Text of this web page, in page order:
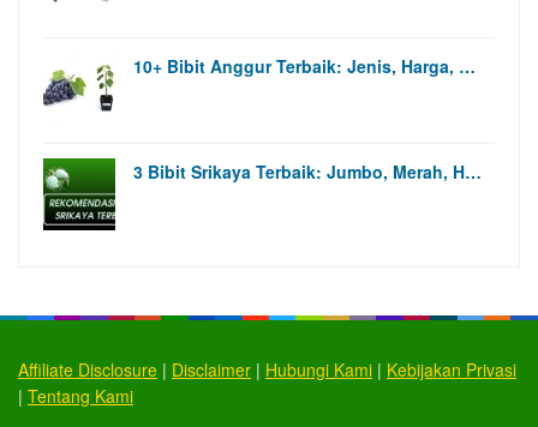
10+ Bibit Anggur Terbaik: Jenis, Harga, …
3 Bibit Srikaya Terbaik: Jumbo, Merah, H…
Affiliate Disclosure | Disclaimer | Hubungi Kami | Kebijakan Privasi
| Tentang Kami